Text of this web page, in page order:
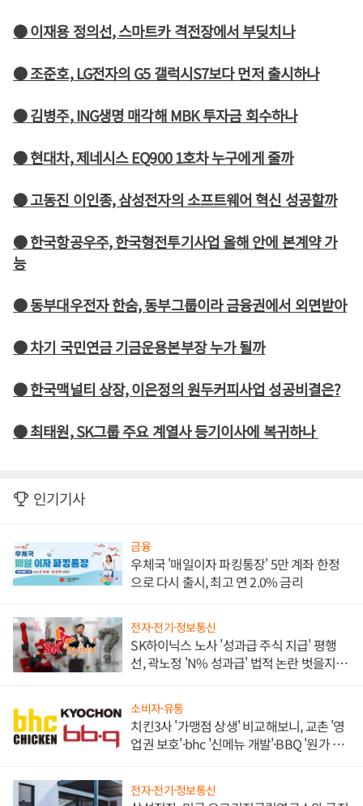
● 이재용 정의선, 스마트카 격전장에서 부딪치나
● 조준호, LG전자의 G5 갤럭시S7보다 먼저 출시하나
● 김병주, ING생명 매각해 MBK 투자금 회수하나
● 현대차, 제네시스 EQ900 1호차 누구에게 줄까
● 고동진 이인종, 삼성전자의 소프트웨어 혁신 성공할까
● 한국항공우주, 한국형전투기사업 올해 안에 본계약 가
능
● 동부대우전자 한숨, 동부그룹이라 금융권에서 외면받아
● 차기 국민연금 기금운용본부장 누가 될까
● 한국맥널티 상장, 이은정의 원두커피사업 성공비결은?
● 최태원, SK그룹 주요 계열사 등기이사에 복귀하나
인기기사
금융
우체국 '매일이자 파킹통장' 5만 계좌 한정
으로 다시 출시, 최고 연 2.0% 금리
전자·전기·정보통신
SK하이닉스 노사 '성과급 주식 지급' 평행
선, 곽노정 'N% 성과급' 법적 논란 벗을지 주
소비자·유통
치킨3사 '가맹점 상생' 비교해보니, 교촌 '영
업권 보호'·bhc '신메뉴 개발'·BBQ '원가 부
전자·전기·정보통신